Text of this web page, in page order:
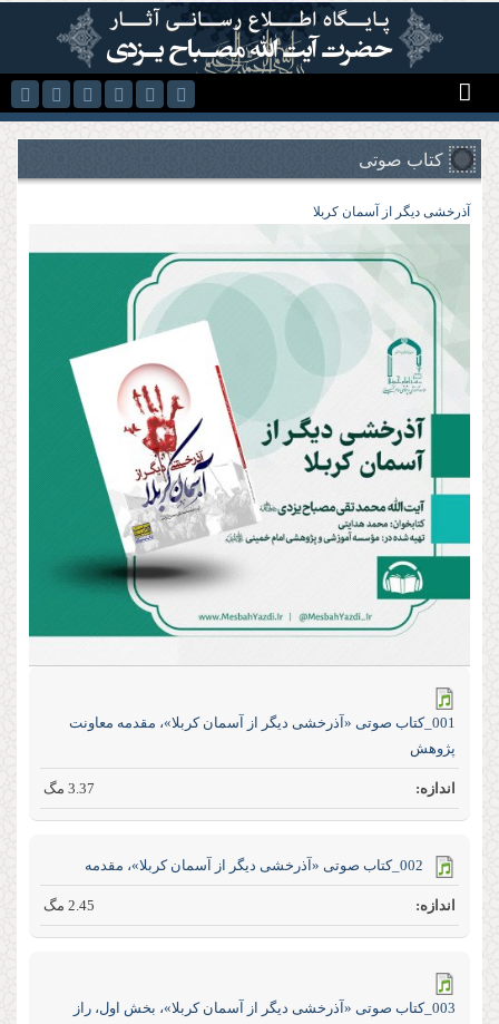
رفتن به محتوای اصلی
کتاب صوتی
آذرخشی‌ دیگر‌ از‌ آسمان‌ کربلا
001_کتاب صوتی «آذرخشی‌ دیگر‌ از‌ آسمان‌ کربلا»، مقدمه معاونت
پژوهش
3.37 مگ
002_کتاب صوتی «آذرخشی‌ دیگر‌ از‌ آسمان‌ کربلا»، مقدمه
2.45 مگ
003_کتاب صوتی «آذرخشی‌ دیگر‌ از‌ آسمان‌ کربلا»، بخش اول، راز‌